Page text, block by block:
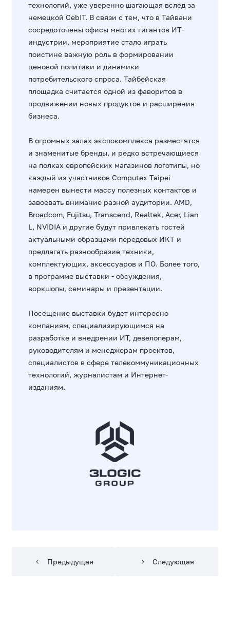
технологий, уже уверенно шагающая вслед за
немецкой CebIT. В связи с тем, что в Тайвани
сосредоточены офисы многих гигантов ИТ-
индустрии, мероприятие стало играть
поистине важную роль в формировании
ценовой политики и динамики
потребительского спроса. Тайбейская
площадка считается одной из фаворитов в
продвижении новых продуктов и расширения
бизнеса.
В огромных залах экспокомплекса разместятся
и знаменитые бренды, и редко встречающиеся
на полках европейских магазинов логотипы, но
каждый из участников Computex Taipei
намерен вынести массу полезных контактов и
завоевать внимание разной аудитории. AMD,
Broadcom, Fujitsu, Transcend, Realtek, Acer, Lian
L, NVIDIA и другие будут привлекать гостей
актуальными образцами передовых ИКТ и
предлагать разнообразие техники,
комплектующих, аксессуаров и ПО. Более того,
в программе выставки - обсуждения,
воркшопы, семинары и презентации.
Посещение выставки будет интересно
компаниям, специализирующимся на
разработке и внедрении ИТ, девелоперам,
руководителям и менеджерам проектов,
специалистов в сфере телекоммуникационных
технологий, журналистам и Интернет-
изданиям.
Предыдущая Следующая